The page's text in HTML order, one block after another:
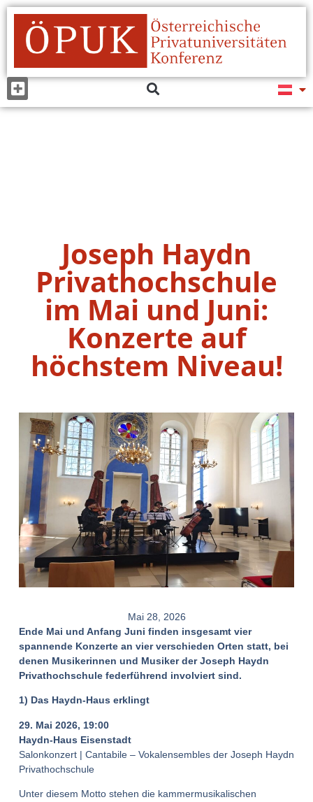
Joseph Haydn
Privathochschule
im Mai und Juni:
Konzerte auf
höchstem Niveau!
Mai 28, 2026
Ende Mai und Anfang Juni finden insgesamt vier
spannende Konzerte an vier verschieden Orten statt, bei
denen Musikerinnen und Musiker der Joseph Haydn
Privathochschule federführend involviert sind.
1) Das Haydn-Haus erklingt
29. Mai 2026, 19:00
Haydn-Haus Eisenstadt
Salonkonzert | Cantabile – Vokalensembles der Joseph Haydn
Privathochschule
Unter diesem Motto stehen die kammermusikalischen